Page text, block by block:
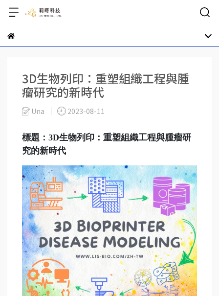
3D生物列印：重塑組織工程與腫
瘤研究的新時代
Una 2023-08-11
標題：3D生物列印：重塑組織工程與腫瘤研
究的新時代